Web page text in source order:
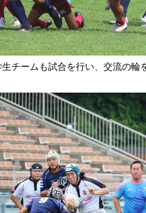
チームも試合を行い、交流の輪